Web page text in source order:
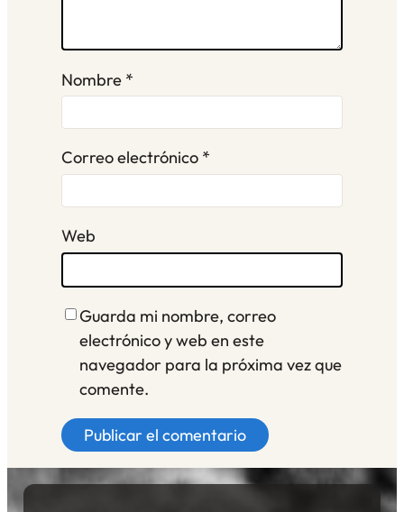
Nombre *
Correo electrónico *
Web
Guarda mi nombre, correo
electrónico y web en este
navegador para la próxima vez que
comente.